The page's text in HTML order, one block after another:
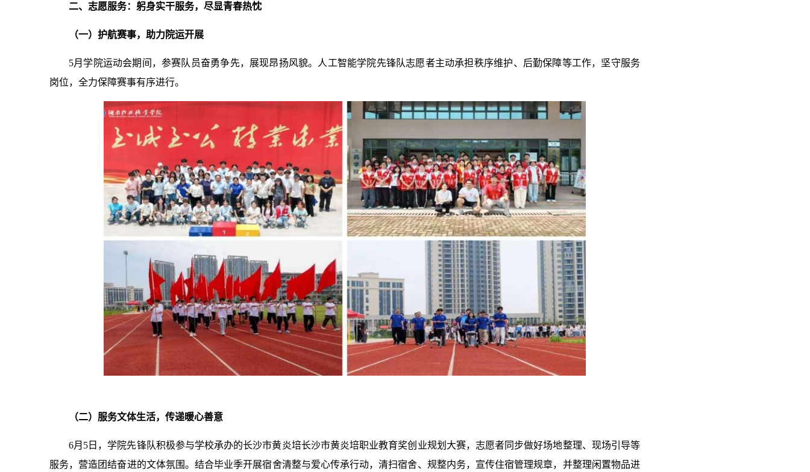
二、志愿服务：躬身实干服务，尽显青春热忱
（一）护航赛事，助力院运开展
5月学院运动会期间，参赛队员奋勇争先，展现昂扬风貌。人工智能学院先锋队志愿者主动承担秩序维护、后勤保障等工作，坚守服务
岗位，全力保障赛事有序进行。
（二）服务文体生活，传递暖心善意
6月5日，学院先锋队积极参与学校承办的长沙市黄炎培长沙市黄炎培职业教育奖创业规划大赛，志愿者同步做好场地整理、现场引导等
服务，营造团结奋进的文体氛围。结合毕业季开展宿舍清整与爱心传承行动，清扫宿舍、规整内务，宣传住宿管理规章，并整理闲置物品进